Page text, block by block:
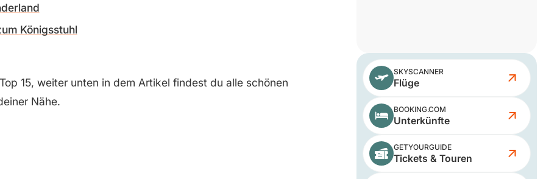
Königsstuhl
15, weiter unten in dem Artikel findest du alle schönen
Nähe.
SKYSCANNER
Flüge
BOOKING.COM
Unterkünfte
GETYOURGUIDE
Tickets & Touren